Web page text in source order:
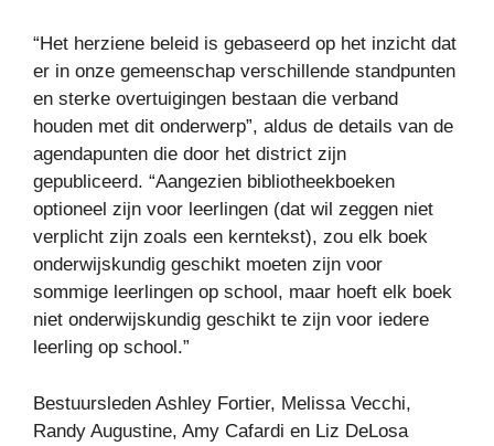
“Het herziene beleid is gebaseerd op het inzicht dat
er in onze gemeenschap verschillende standpunten
en sterke overtuigingen bestaan ​​die verband
houden met dit onderwerp”, aldus de details van de
agendapunten die door het district zijn
gepubliceerd. “Aangezien bibliotheekboeken
optioneel zijn voor leerlingen (dat wil zeggen niet
verplicht zijn zoals een kerntekst), zou elk boek
onderwijskundig geschikt moeten zijn voor
sommige leerlingen op school, maar hoeft elk boek
niet onderwijskundig geschikt te zijn voor iedere
leerling op school.”
Bestuursleden Ashley Fortier, Melissa Vecchi,
Randy Augustine, Amy Cafardi en Liz DeLosa